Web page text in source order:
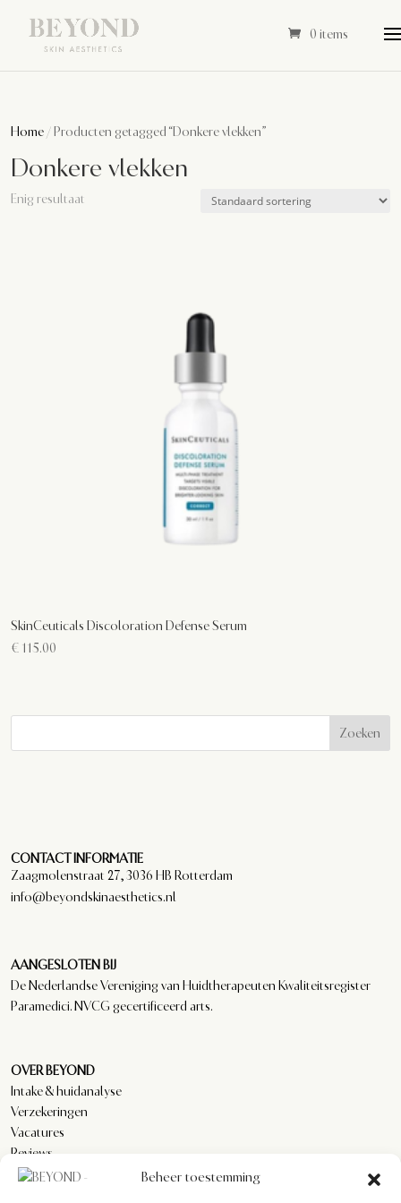
Beheer toestemming
0 items
Home / Producten getagged “Donkere vlekken”
Donkere vlekken
Enig resultaat
SkinCeuticals Discoloration Defense Serum
€ 115.00
Zoeken
CONTACT INFORMATIE
Zaagmolenstraat 27, 3036 HB Rotterdam
info@beyondskinaesthetics.nl
AANGESLOTEN BIJ
De Nederlandse Vereniging van Huidtherapeuten Kwaliteitsregister
Paramedici. NVCG gecertificeerd arts.
OVER BEYOND
Intake & huidanalyse
Verzekeringen
Vacatures
Reviews